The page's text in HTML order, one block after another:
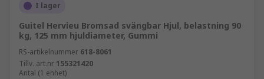
I lager
Guitel Hervieu Bromsad svängbar Hjul, belastning 90
kg, 125 mm hjuldiameter, Gummi
RS-artikelnummer 618-8061
Tillv. art.nr 155321420
Antal (1 enhet)